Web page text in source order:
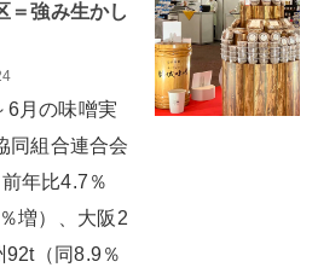
＝強み生かし
月の味噌実
同組合連合会
年比4.7％
増）、大阪2
（同8.9％